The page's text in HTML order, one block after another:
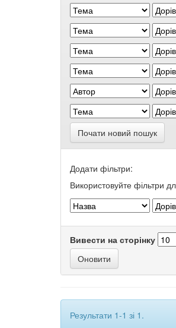
Почати новий пошук
Додати фільтри:
Використовуйте фільтри
Вивести на сторінку
Результати 1-1 зі 1.